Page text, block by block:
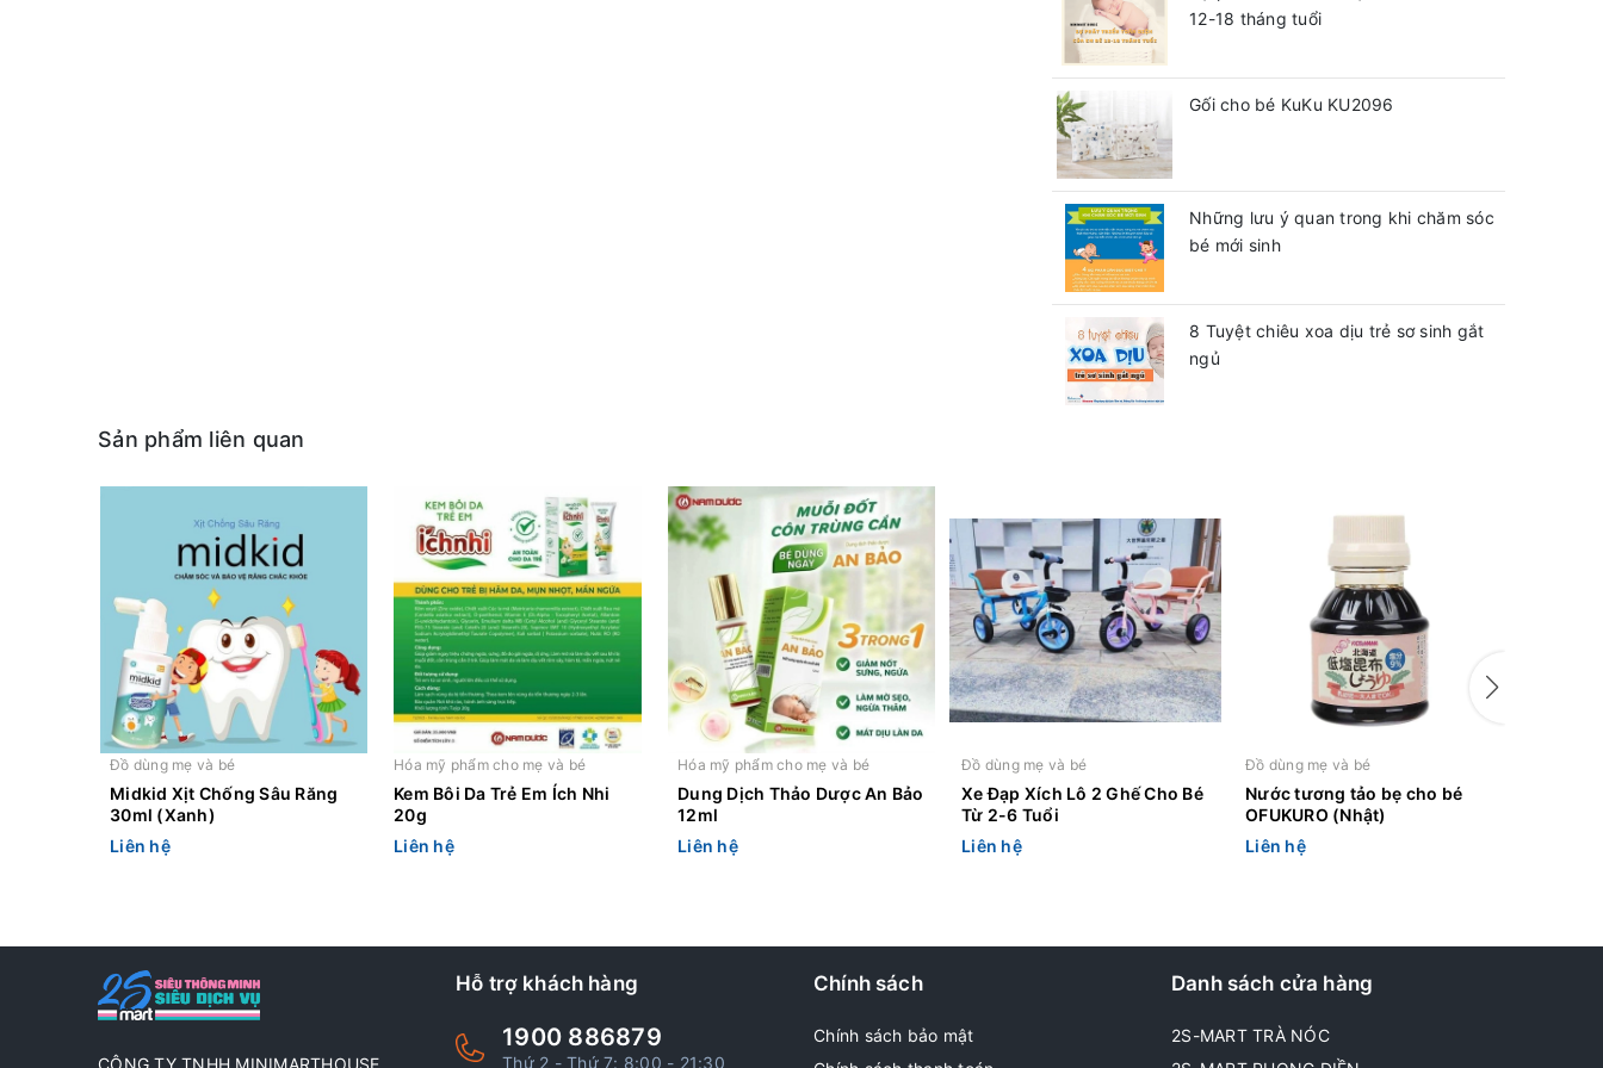
12-18 tháng tuổi
Gối cho bé KuKu KU2096
Những lưu ý quan trong khi chăm sóc
bé mới sinh
8 Tuyệt chiêu xoa dịu trẻ sơ sinh gắt
ngủ
Sản phẩm liên quan
Đồ dùng mẹ và bé
Midkid Xịt Chống Sâu Răng
30ml (Xanh)
Liên hệ
Hóa mỹ phẩm cho mẹ và bé
Kem Bôi Da Trẻ Em Ích Nhi
20g
Liên hệ
Hóa mỹ phẩm cho mẹ và bé
Dung Dịch Thảo Dược An Bảo
12ml
Liên hệ
Đồ dùng mẹ và bé
Xe Đạp Xích Lô 2 Ghế Cho Bé
Từ 2-6 Tuổi
Liên hệ
Đồ dùng mẹ và bé
Nước tương tảo bẹ cho bé
OFUKURO (Nhật)
Liên hệ
CÔNG TY TNHH MINIMARTHOUSE
Hỗ trợ khách hàng
1900 886879
Thứ 2 - Thứ 7: 8:00 - 21:30
Chính sách
Chính sách bảo mật
Danh sách cửa hàng
2S-MART TRÀ NÓC